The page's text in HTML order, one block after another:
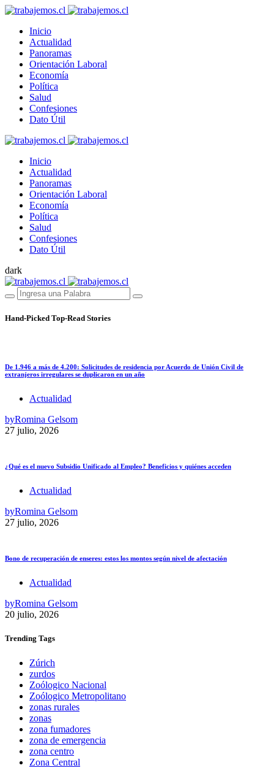
Inicio
Actualidad
Panoramas
Orientación Laboral
Economía
Política
Salud
Confesiones
Dato Útil
Inicio
Actualidad
Panoramas
Orientación Laboral
Economía
Política
Salud
Confesiones
Dato Útil
dark
Hand-Picked Top-Read Stories
De 1.946 a más de 4.200: Solicitudes de residencia por Acuerdo de Unión Civil de
extranjeros irregulares se duplicaron en un año
Actualidad
byRomina Gelsom
27 julio, 2026
¿Qué es el nuevo Subsidio Unificado al Empleo? Beneficios y quiénes acceden
Actualidad
byRomina Gelsom
27 julio, 2026
Bono de recuperación de enseres: estos los montos según nivel de afectación
Actualidad
byRomina Gelsom
20 julio, 2026
Trending Tags
Zúrich
zurdos
Zoólogico Nacional
Zoólogico Metropolitano
zonas rurales
zonas
zona fumadores
zona de emergencia
zona centro
Zona Central